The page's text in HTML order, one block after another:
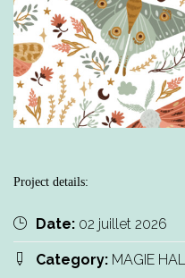
Project details:
Date: 02 juillet 2026
Category: MAGIE